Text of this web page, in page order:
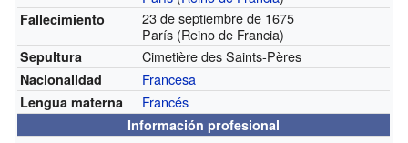
Fallecimiento
23 de septiembre de 1675
París (Reino de Francia)
Sepultura Cimetière des Saints-Pères
Nacionalidad Francesa
Lengua materna Francés
Información profesional